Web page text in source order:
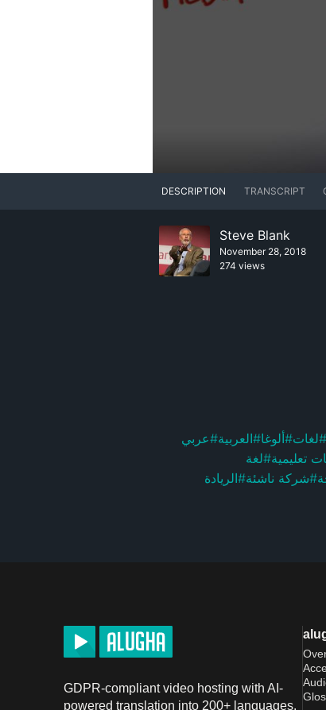
DESCRIPTION TRANSCRIPT
Steve Blank
November 28, 2018
274 views
#لغات#ألوغا#العربية#عربي
تعليمية#لغة
#شركة ناشئة#الريادة
GDPR-compliant video hosting with AI-
powered translation into 200+ languages.